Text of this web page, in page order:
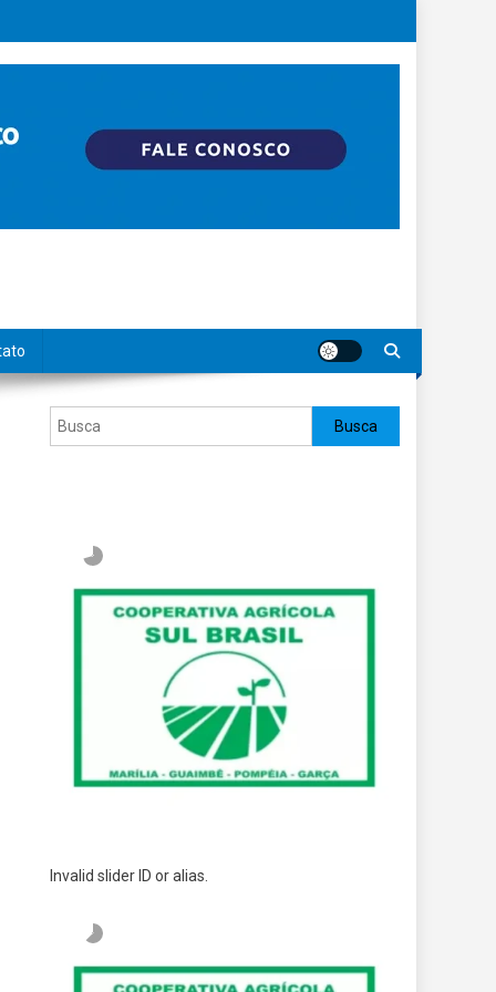
Pesquisar Busca
Invalid slider ID or alias.